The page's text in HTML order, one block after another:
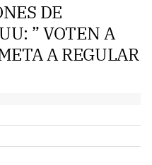
DE
” VOTEN A
A REGULAR